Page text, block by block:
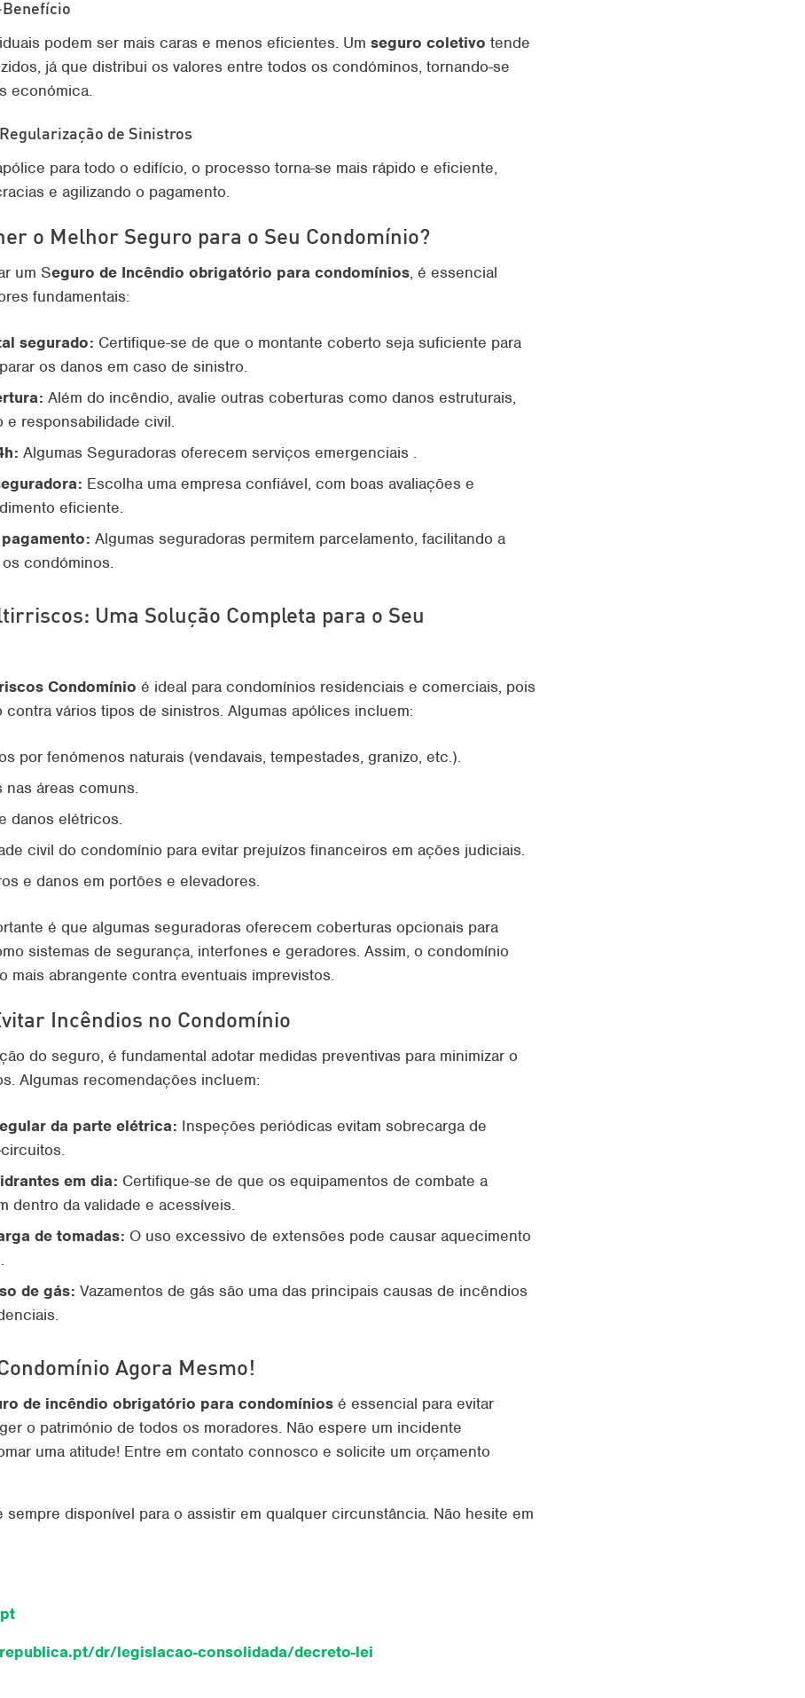
podem ser mais caras e menos eficientes. Um seguro coletivo tende
já que distribui os valores entre todos os condóminos, tornando-se
económica.
de Sinistros
para todo o edifício, o processo torna-se mais rápido e eficiente,
e agilizando o pagamento.
o Melhor Seguro para o Seu Condomínio?
um Seguro de Incêndio obrigatório para condomínios, é essencial
fundamentais:
segurado: Certifique-se de que o montante coberto seja suficiente para
os danos em caso de sinistro.
Além do incêndio, avalie outras coberturas como danos estruturais,
e responsabilidade civil.
Algumas Seguradoras oferecem serviços emergenciais .
Escolha uma empresa confiável, com boas avaliações e
eficiente.
Algumas seguradoras permitem parcelamento, facilitando a
condóminos.
Uma Solução Completa para o Seu
Condomínio é ideal para condomínios residenciais e comerciais, pois
vários tipos de sinistros. Algumas apólices incluem:
por fenómenos naturais (vendavais, tempestades, granizo, etc.).
nas áreas comuns.
danos elétricos.
civil do condomínio para evitar prejuízos financeiros em ações judiciais.
e danos em portões e elevadores.
é que algumas seguradoras oferecem coberturas opcionais para
sistemas de segurança, interfones e geradores. Assim, o condomínio
mais abrangente contra eventuais imprevistos.
Incêndios no Condomínio
do seguro, é fundamental adotar medidas preventivas para minimizar o
Algumas recomendações incluem:
da parte elétrica: Inspeções periódicas evitam sobrecarga de
em dia: Certifique-se de que os equipamentos de combate a
dentro da validade e acessíveis.
de tomadas: O uso excessivo de extensões pode causar aquecimento
de gás: Vazamentos de gás são uma das principais causas de incêndios
Agora Mesmo!
de incêndio obrigatório para condomínios é essencial para evitar
o património de todos os moradores. Não espere um incidente
uma atitude! Entre em contato connosco e solicite um orçamento
sempre disponível para o assistir em qualquer circunstância. Não hesite em
dr/legislacao-consolidada/decreto-lei